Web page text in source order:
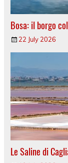
Bosa: il borgo
22 July 2026
Le Saline di